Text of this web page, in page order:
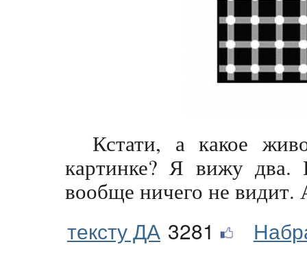
Кстати, а какое
картинке? Я вижу два.
вообще ничего не видит.
тексту ДА 3281